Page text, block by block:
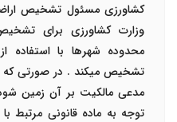
کشاورزی مسئول تشخیص
وزارت کشاورزی برای
تشخیص می­کند . در صورتی
مدعی مالکیت بر آن زمین شود
توجه به ماده قانونی مرتبط با